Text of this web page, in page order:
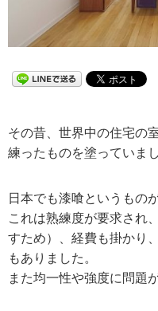
その昔、世界中の住宅の
練ったものを塗っていまし
日本でも漆喰というもの
これは熟練度が要求され
すため）、経費も掛かり
もありました。
また均一性や強度に問題